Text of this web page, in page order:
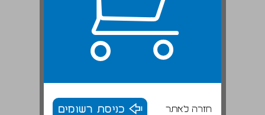
חזרה לאתר כניסת רשומים